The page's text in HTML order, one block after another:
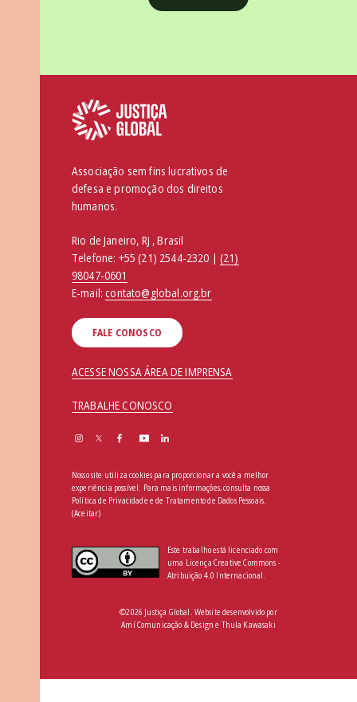
Associação sem fins lucrativos de
defesa e promoção dos direitos
humanos.
Rio de Janeiro, RJ , Brasil
Telefone: +55 (21) 2544-2320 | (21)
98047-0601
E-mail:contato@global.org.br
FALE CONOSCO
ACESSE NOSSA ÁREA DE IMPRENSA
TRABALHE CONOSCO
Nosso site utiliza cookies para proporcionar a você a melhor
experiência possível. Para mais informações, consulta nossa
Política de Privacidade e de Tratamento de Dados Pessoais
(Aceitar)
Este trabalho está licenciado com
uma Licença Creative Commons -
Atribuição 4.0 Internacional.
©2026 Justiça Global. Website desenvolvido por
Amí Comunicação & Design e Thula Kawasaki